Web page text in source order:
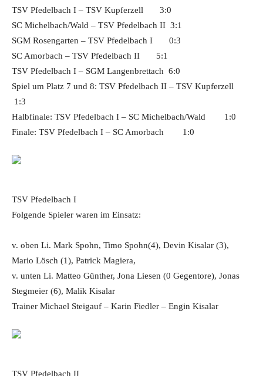
TSV Pfedelbach I – TSV Kupferzell 3:0
SC Michelbach/Wald – TSV Pfedelbach II 3:1
SGM Rosengarten – TSV Pfedelbach I 0:3
SC Amorbach – TSV Pfedelbach II 5:1
TSV Pfedelbach I – SGM Langenbrettach 6:0
Spiel um Platz 7 und 8: TSV Pfedelbach II – TSV Kupferzell
1:3
Halbfinale: TSV Pfedelbach I – SC Michelbach/Wald 1:0
Finale: TSV Pfedelbach I – SC Amorbach 1:0
TSV Pfedelbach I
Folgende Spieler waren im Einsatz:
v. oben Li. Mark Spohn, Timo Spohn(4), Devin Kisalar (3),
Mario Lösch (1), Patrick Magiera,
v. unten Li. Matteo Günther, Jona Liesen (0 Gegentore), Jonas
Stegmeier (6), Malik Kisalar
Trainer Michael Steigauf – Karin Fiedler – Engin Kisalar
TSV Pfedelbach II